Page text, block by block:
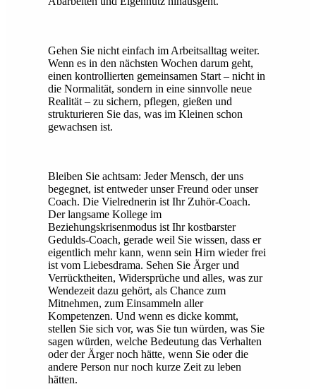
Gehen Sie nicht einfach im Arbeitsalltag weiter.
Wenn es in den nächsten Wochen darum geht,
einen kontrollierten gemeinsamen Start – nicht in
die Normalität, sondern in eine sinnvolle neue
Realität – zu sichern, pflegen, gießen und
strukturieren Sie das, was im Kleinen schon
gewachsen ist.
Bleiben Sie achtsam: Jeder Mensch, der uns
begegnet, ist entweder unser Freund oder unser
Coach. Die Vielrednerin ist Ihr Zuhör-Coach.
Der langsame Kollege im
Beziehungskrisenmodus ist Ihr kostbarster
Gedulds-Coach, gerade weil Sie wissen, dass er
eigentlich mehr kann, wenn sein Hirn wieder frei
ist vom Liebesdrama. Sehen Sie Ärger und
Verrücktheiten, Widersprüche und alles, was zur
Wendezeit dazu gehört, als Chance zum
Mitnehmen, zum Einsammeln aller
Kompetenzen. Und wenn es dicke kommt,
stellen Sie sich vor, was Sie tun würden, was Sie
sagen würden, welche Bedeutung das Verhalten
oder der Ärger noch hätte, wenn Sie oder die
andere Person nur noch kurze Zeit zu leben
hätten.